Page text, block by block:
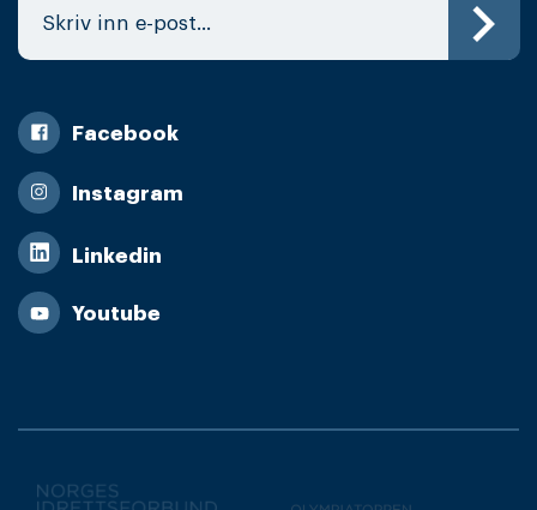
Facebook
Instagram
Linkedin
Youtube